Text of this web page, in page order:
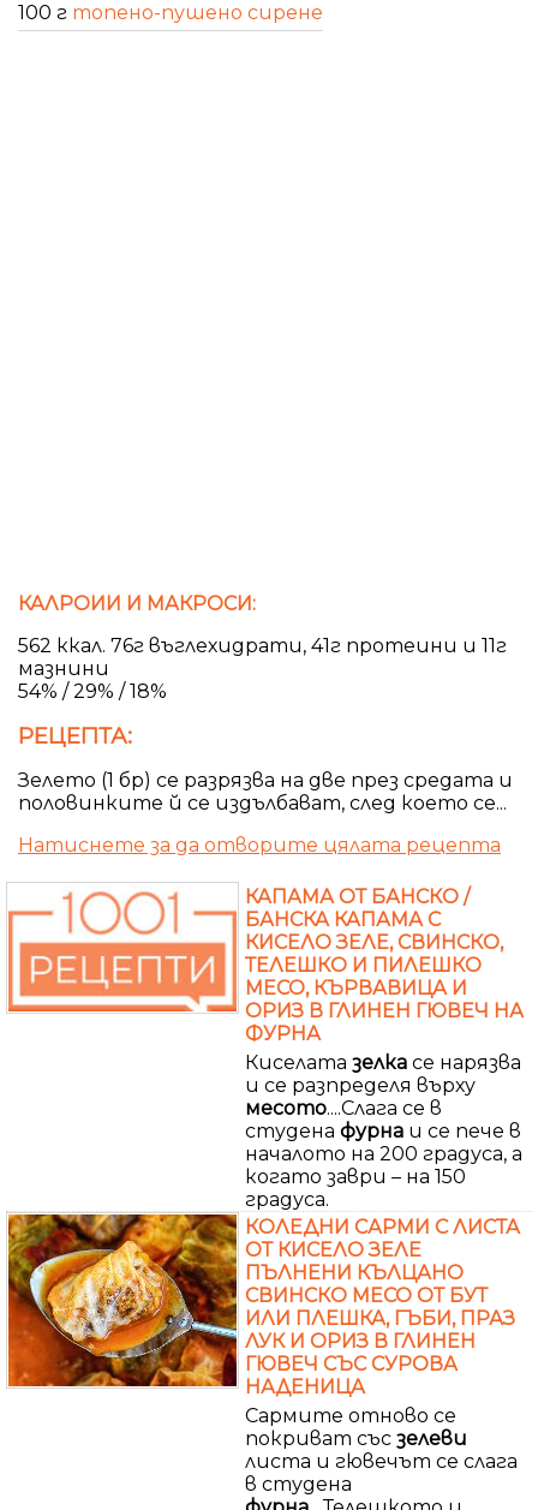
100 г топено-пушено сирене
КАЛРОИИ И МАКРОСИ:
562 ккал. 76г въглехидрати, 41г протеини и 11г
мазнини
54% / 29% / 18%
РЕЦЕПТА:
Зелето (1 бр) се разрязва на две през средата и
половинките й се издълбават, след което се...
Натиснете за да отворите цялата рецепта
КАПАМА ОТ БАНСКО /
БАНСКА КАПАМА С
КИСЕЛО ЗЕЛЕ, СВИНСКО,
ТЕЛЕШКО И ПИЛЕШКО
МЕСО, КЪРВАВИЦА И
ОРИЗ В ГЛИНЕН ГЮВЕЧ НА
ФУРНА
Киселата зелка се нарязва
и се разпределя върху
месото....Слага се в
студена фурна и се пече в
началото на 200 градуса, а
когато заври – на 150
градуса.
КОЛЕДНИ САРМИ С ЛИСТА
ОТ КИСЕЛО ЗЕЛЕ
ПЪЛНЕНИ КЪЛЦАНО
СВИНСКО МЕСО ОТ БУТ
ИЛИ ПЛЕШКА, ГЪБИ, ПРАЗ
ЛУК И ОРИЗ В ГЛИНЕН
ГЮВЕЧ СЪС СУРОВА
НАДЕНИЦА
Сармите отново се
покриват със зелеви
листа и гювечът се слага
в студена